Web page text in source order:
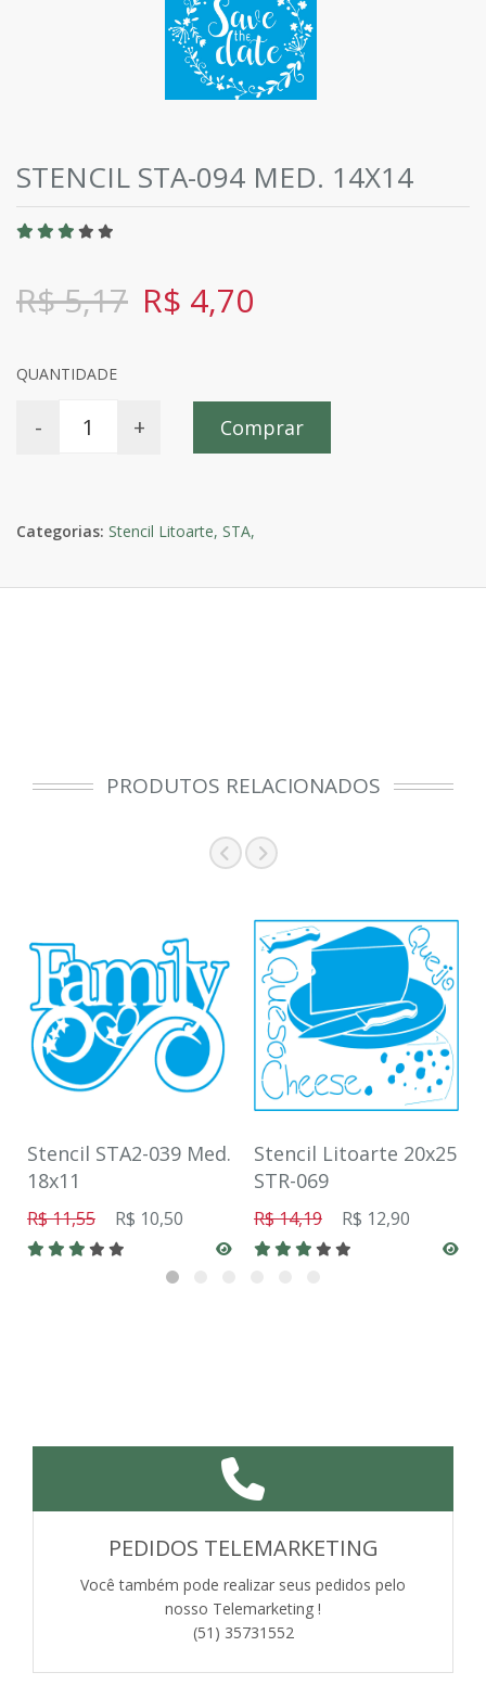
STENCIL STA-094 MED. 14X14
R$ 5,17 R$ 4,70
QUANTIDADE
- + Comprar
Categorias: Stencil Litoarte, STA,
PRODUTOS RELACIONADOS
Stencil STA2-039 Med.
18x11
R$ 11,55 R$ 10,50
Stencil Litoarte 20x25
STR-069
R$ 14,19 R$ 12,90
PEDIDOS TELEMARKETING
Você também pode realizar seus pedidos pelo
nosso Telemarketing !
(51) 35731552